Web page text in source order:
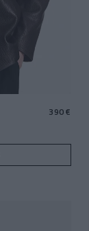
390 €